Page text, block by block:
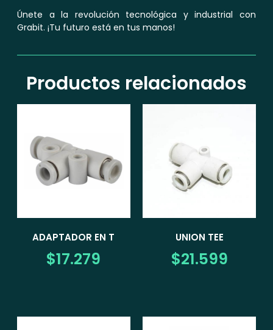
Únete a la revolución tecnológica y industrial con
Grabit. ¡Tu futuro está en tus manos!
Productos relacionados
ADAPTADOR EN T
$17.279
UNION TEE
$21.599